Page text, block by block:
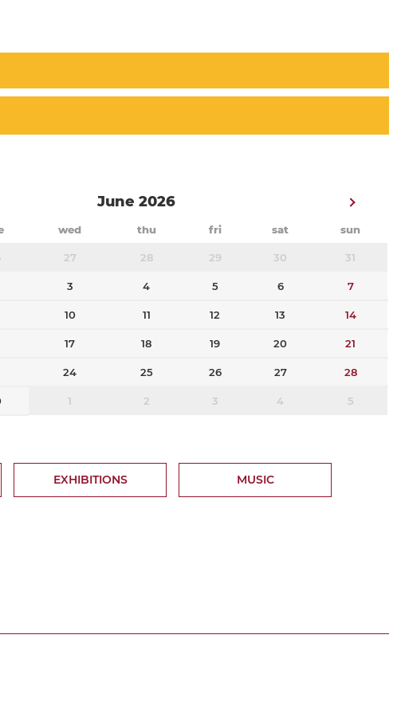
June 2026
wed thu fri sat sun
27 28 29 30 31
3 4 5 6 7
10 11 12 13 14
17 18 19 20 21
24 25 26 27 28
1 2 3 4 5
EXHIBITIONS MUSIC